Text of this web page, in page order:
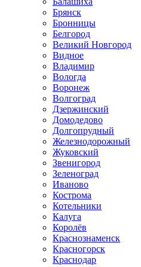
Брянск
Бронницы
Белгород
Великий Новгород
Видное
Владимир
Вологда
Воронеж
Волгоград
Дзержинский
Домодедово
Долгопрудный
Железнодорожный
Жуковский
Звенигород
Зеленоград
Иваново
Кострома
Котельники
Калуга
Королёв
Краснознаменск
Красногорск
Краснодар